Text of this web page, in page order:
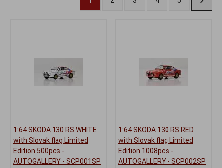
1:64 SKODA 130 RS WHITE
with Slovak flag Limited
Edition 500pcs -
AUTOGALLERY - SCP001SP
1:64 SKODA 130 RS RED
with Slovak flag Limited
Edition 1008pcs -
AUTOGALLERY - SCP002SP